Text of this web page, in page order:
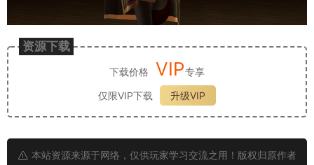
资源下载
下载价格 VIP专享
仅限VIP下载
升级VIP
本站资源来源于网络，仅供玩家学习交流之用！版权归原作者